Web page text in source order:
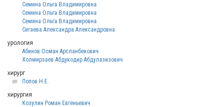
Семина Ольга Владимировна
Семина Ольга Владимировна
Семина Ольга Владимировна
Сигаева Александра Александровна
урология
Абинов Осман Арсланбекович
Холмирзаев Абдукодир Абдулазизович
хирург
Попов Н.Е.
хирургия
Козулин Роман Евгеньевич